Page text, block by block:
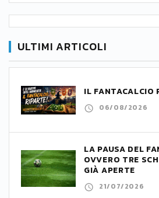
ULTIMI ARTICOLI
IL FANTACALCIO
06/08/2026
LA PAUSA DEL
OVVERO TRE
GIÀ APERTE
21/07/2026